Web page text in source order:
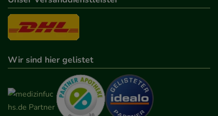
Wir sind hier gelistet